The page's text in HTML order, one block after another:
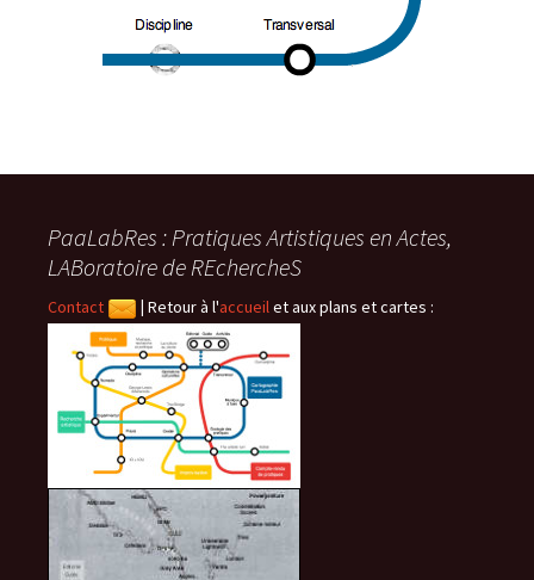
PaaLabRes : Pratiques Artistiques en Actes,
LABoratoire de REchercheS
Contact | Retour à l'accueilet aux plans et cartes :